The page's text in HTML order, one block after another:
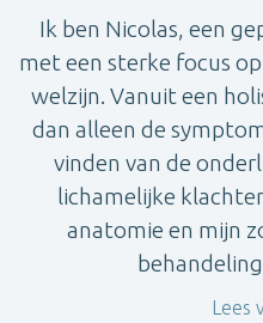
Ik ben Nicolas, een
met een sterke focus
welzijn. Vanuit een
dan alleen de
vinden van de
lichamelijke
anatomie en mijn
Lees